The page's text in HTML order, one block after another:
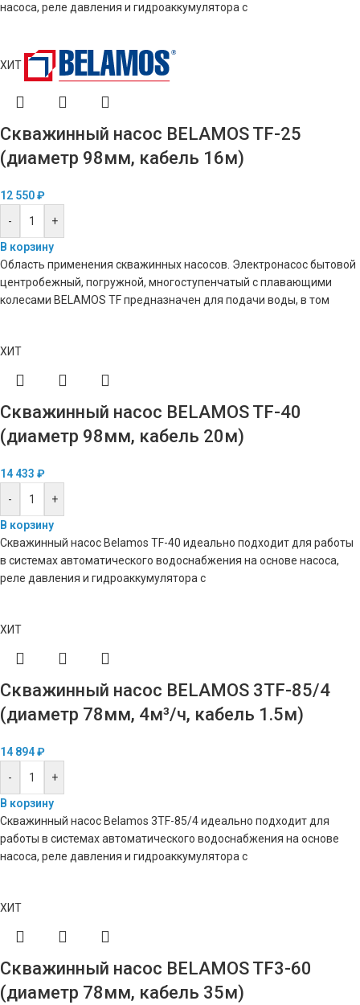
насоса, реле давления и гидроаккумулятора с
ХИТ
Скважинный насос BELAMOS TF-25
(диаметр 98мм, кабель 16м)
12 550₽
-
+
В корзину
Область применения скважинных насосов. Электронасос бытовой
центробежный, погружной, многоступенчатый c плавающими
колесами BELAMOS TF предназначен для подачи воды, в том
ХИТ
Скважинный насос BELAMOS TF-40
(диаметр 98мм, кабель 20м)
14 433 ₽
-
+
В корзину
Скважинный насос Belamos TF-40 идеально подходит для работы
в системах автоматического водоснабжения на основе насоса,
реле давления и гидроаккумулятора с
ХИТ
Скважинный насос BELAMOS 3TF-85/4
(диаметр 78мм, 4м³/ч, кабель 1.5м)
14 894₽
-
+
В корзину
Скважинный насос Belamos 3TF-85/4 идеально подходит для
работы в системах автоматического водоснабжения на основе
насоса, реле давления и гидроаккумулятора с
ХИТ
Скважинный насос BELAMOS TF3-60
(диаметр 78мм, кабель 35м)